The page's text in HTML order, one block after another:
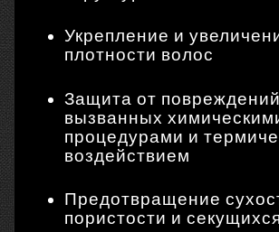
Укрепление и
плотности волос
Защита от
вызванных
процедурами и
воздействием
Предотвращение
пористости и